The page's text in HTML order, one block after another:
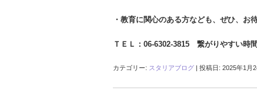
・教育に関心のある方なども、 ぜひ、お
ＴＥＬ：06-6302-3815 繋がりやすい
カテゴリー: スタリアブログ | 投稿日: 2025年1月